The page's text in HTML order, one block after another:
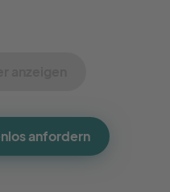
anfordern